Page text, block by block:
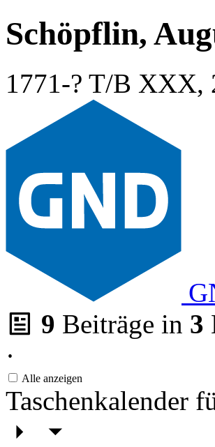
Schöpflin,
1771-? T/B XXX,
9 Beiträge in 3
·
Alle anzeigen
Taschenkalender